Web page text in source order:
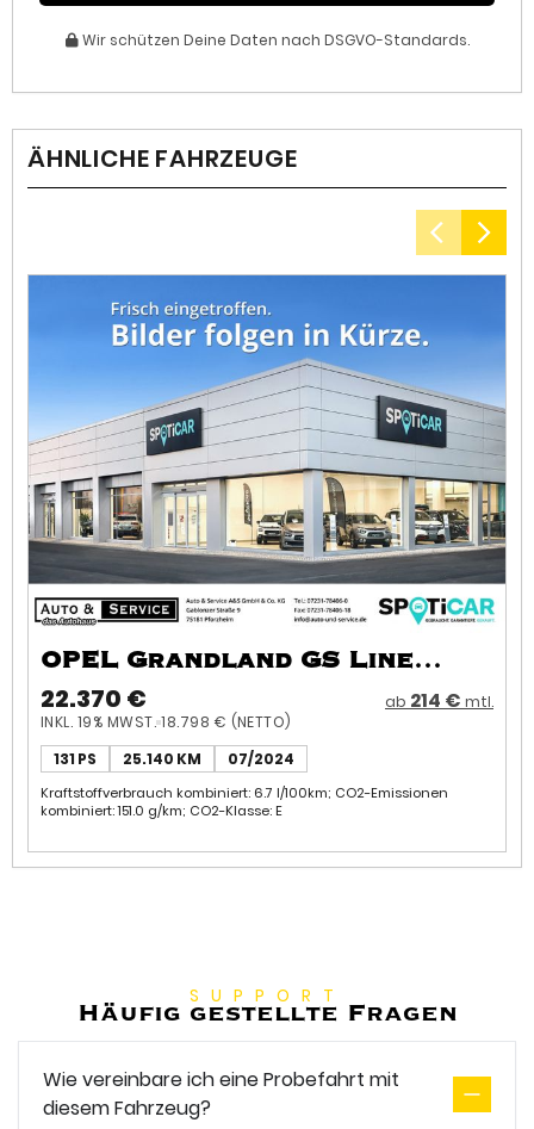
Wir schützen Deine Daten nach DSGVO-Standards.
ÄHNLICHE FAHRZEUGE
OPEL Grandland GS Line
22.370 € ab 214 € mtl.
INKL. 19% MWST. 18.798 € (NETTO)
131 PS
25.140 KM 07/2024
Kraftstoffverbrauch kombiniert: 6.7 l/100km; CO2-Emissionen
kombiniert: 151.0 g/km; CO2-Klasse: E
SUPPORT
Häufig gestellte Fragen
Wie vereinbare ich eine Probefahrt mit
diesem Fahrzeug?